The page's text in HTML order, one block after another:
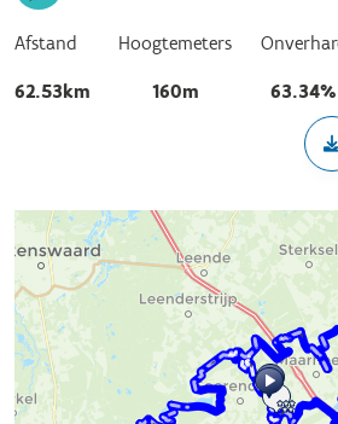
Afstand
62.53km
Hoogtemeters
160m 63.34%